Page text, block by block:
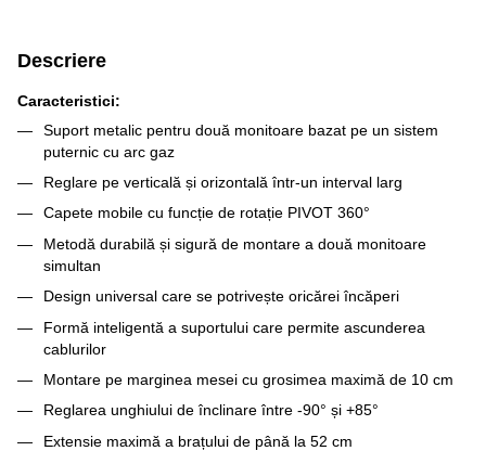
Descriere
Caracteristici:
Suport metalic pentru două monitoare bazat pe un sistem
puternic cu arc gaz
Reglare pe verticală și orizontală într-un interval larg
Capete mobile cu funcție de rotație PIVOT 360°
Metodă durabilă și sigură de montare a două monitoare
simultan
Design universal care se potrivește oricărei încăperi
Formă inteligentă a suportului care permite ascunderea
cablurilor
Montare pe marginea mesei cu grosimea maximă de 10 cm
Reglarea unghiului de înclinare între -90° și +85°
Extensie maximă a brațului de până la 52 cm